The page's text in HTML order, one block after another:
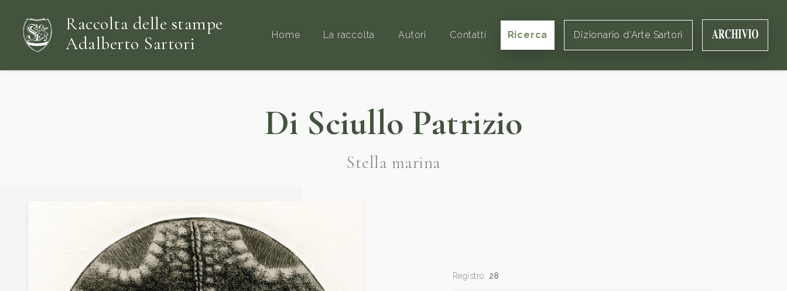
Raccolta delle stampe
Adalberto Sartori
Home La raccolta Autori Contatti Ricerca Dizionario d'Arte Sartori
Di Sciullo Patrizio
Stella marina
Registro: 28